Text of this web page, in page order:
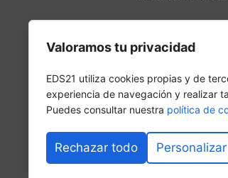
SerComercial
Valoramos tu privacidad
EDS21 utiliza cookies propias y de
experiencia de navegación y realizar
Puedes consultar nuestra política de
Rechazar todo Personalizar